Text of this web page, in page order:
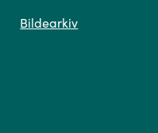
relevante
Bildearkiv